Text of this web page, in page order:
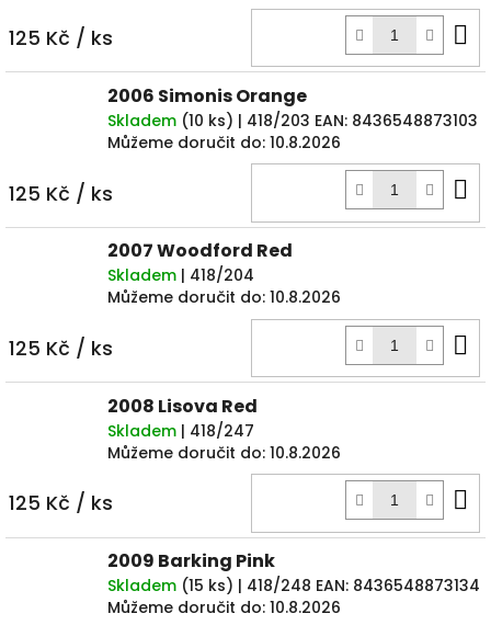
125 Kč / ks
2006 Simonis Orange
Skladem (10 ks) | 418/203 EAN: 8436548873103
Můžeme doručit do: 10.8.2026
125 Kč / ks
2007 Woodford Red
Skladem | 418/204
Můžeme doručit do: 10.8.2026
125 Kč / ks
2008 Lisova Red
Skladem | 418/247
Můžeme doručit do: 10.8.2026
125 Kč / ks
2009 Barking Pink
Skladem (15 ks) | 418/248 EAN: 8436548873134
Můžeme doručit do: 10.8.2026